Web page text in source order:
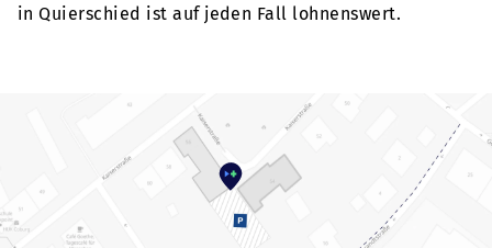
in Quierschied ist auf jeden Fall lohnenswert.